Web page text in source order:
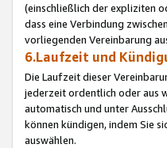
(einschließlich der expliziten
dass eine Verbindung
vorliegenden Vereinbarung
6.Laufzeit und
Die Laufzeit dieser
jederzeit ordentlich oder aus
automatisch und unter
können kündigen, indem Sie
auswählen.